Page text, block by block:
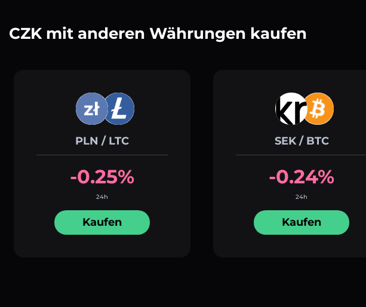
CZK mit anderen Währungen kaufen
PLN / LTC
-0.25%
24h
Kaufen
SEK / BTC
-0.24%
24h
Kaufen